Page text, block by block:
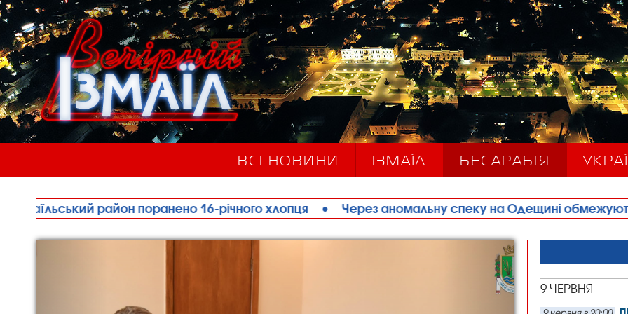
ВСІ НОВИНИ ІЗМАЇЛ БЕСАРАБІЯ
район поранено 16-річного хлопця • Через аномальну спеку на Одещині обмежують рух
9 ЧЕРВНЯ